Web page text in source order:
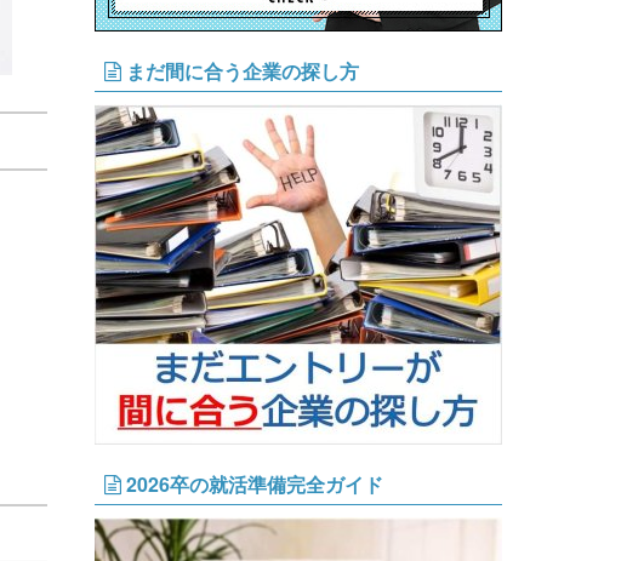
まだ間に合う企業の探し方
2026卒の就活準備完全ガイド